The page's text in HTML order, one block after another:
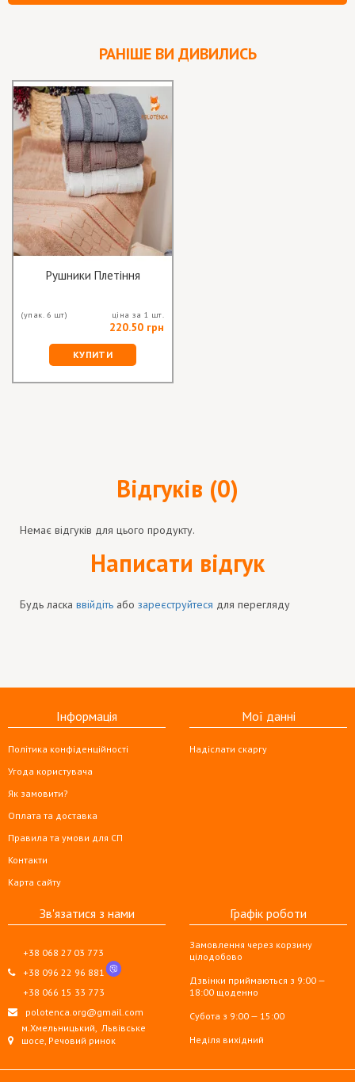
РАНІШЕ ВИ ДИВИЛИСЬ
Рушники Плетіння
(упак. 6 шт) ціна за 1 шт.
220.50 грн
КУПИТИ
Відгуків (0)
Немає відгуків для цього продукту.
Написати відгук
Будь ласка ввійдіть або зареєструйтеся для перегляду
Інформація
Політика конфіденційності
Угода користувача
Як замовити?
Оплата та доставка
Правила та умови для СП
Контакти
Карта сайту
Мої данні
Надіслати скаргу
Зв'язатися з нами
+38 068 27 03 773
+38 096 22 96 881
+38 066 15 33 773
polotenca.org@gmail.com
м.Хмельницький, Львівське
шосе, Речовий ринок
Графік роботи
Замовлення через корзину
цілодобово
Дзвінки приймаються з 9:00 —
18:00 щоденно
Субота з 9:00 — 15:00
Неділя вихідний